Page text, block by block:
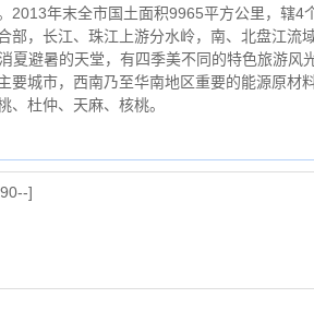
2013年末全市国土面积9965平方公里，辖
部，长江、珠江上游分水岭，南、北盘江
避暑的天堂，有四季美不同的特色旅游风
要城市，西南乃至华南地区重要的能源原
、杜仲、天麻、核桃。
]